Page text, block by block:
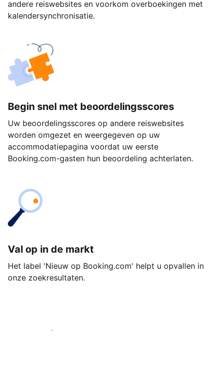
andere reiswebsites en voorkom overboekingen met
kalendersynchronisatie.
Begin snel met beoordelingsscores
Uw beoordelingsscores op andere reiswebsites
worden omgezet en weergegeven op uw
accommodatiepagina voordat uw eerste
Booking.com-gasten hun beoordeling achterlaten.
Val op in de markt
Het label 'Nieuw op Booking.com' helpt u opvallen in
onze zoekresultaten.
Begin vandaag nog